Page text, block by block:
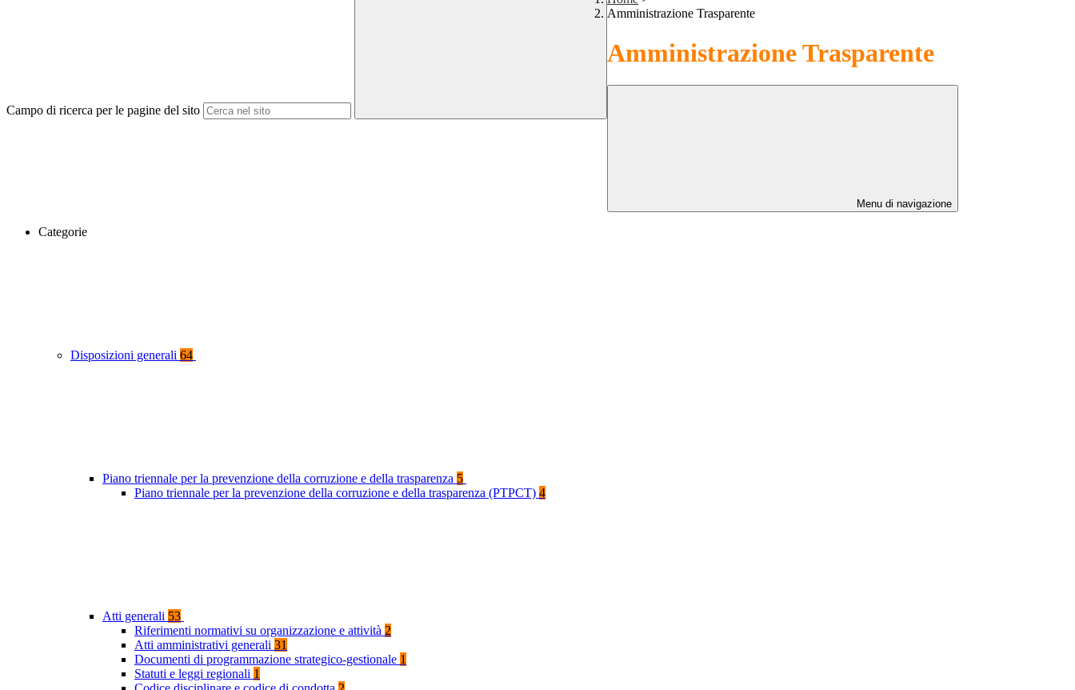
Campo di ricerca per le pagine del sito
Amministrazione Trasparente
Amministrazione Trasparente
Menu di navigazione
Categorie
Disposizioni generali 64
Piano triennale per la prevenzione della corruzione e della trasparenza 5
Piano triennale per la prevenzione della corruzione e della trasparenza (PTPCT) 4
Atti generali 53
Riferimenti normativi su organizzazione e attività 2
Atti amministrativi generali 31
Documenti di programmazione strategico-gestionale 1
Statuti e leggi regionali 1